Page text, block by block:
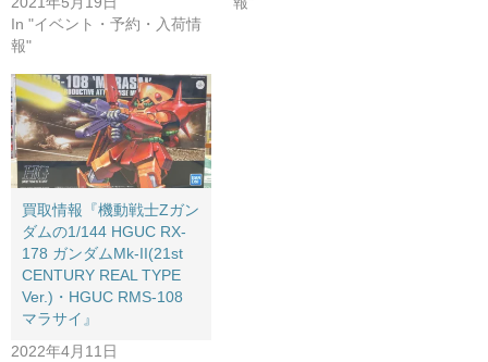
In "イベント・予約・入荷情
報"
買取情報『機動戦士Zガン
ダムの1/144 ​HGUC ​RX-
178 ​ガンダムMk-II(21st ​
CENTURY ​REAL ​TYPE ​
Ver.)・HGUC ​RMS-108 ​
マラサイ』
2022年4月11日